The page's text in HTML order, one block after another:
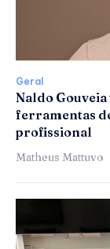
Geral
Naldo
ferramentas
profissional
Matheus Mattuvo